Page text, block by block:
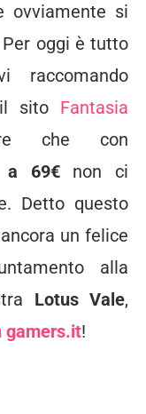
ovviamente si
oggi è tutto
sito Fantasia
che con
a 69€non ci
Detto questo
un felice
alla
Lotus Vale,
gamers.it!